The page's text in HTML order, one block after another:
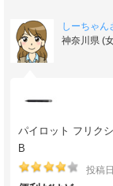
しーちゃん
神奈川県 (
パイロット フリク
B
投稿日